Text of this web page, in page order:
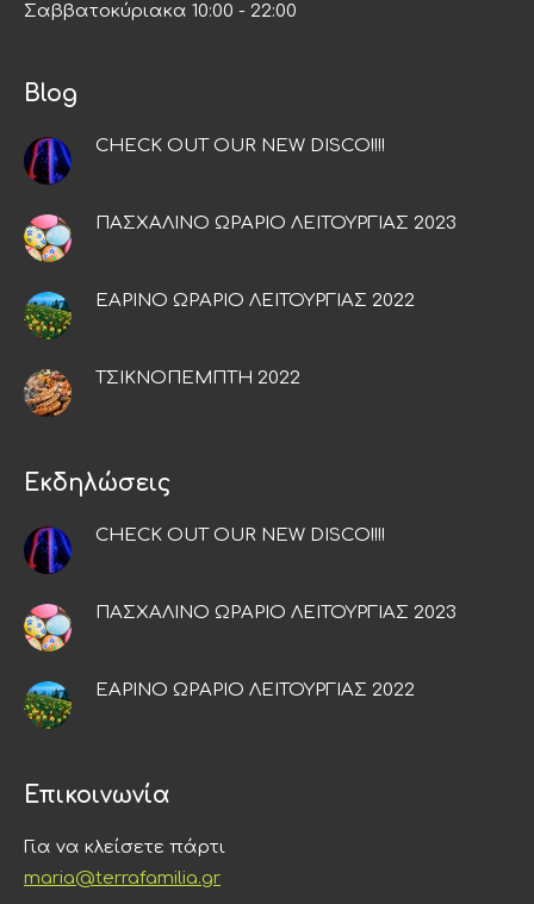
Σαββατοκύριακα 10:00 - 22:00
Blog
CHECK OUT OUR NEW DISCO!!!!
ΠΑΣΧΑΛΙΝΟ ΩΡΑΡΙΟ ΛΕΙΤΟΥΡΓΙΑΣ 2023
ΕΑΡΙΝΟ ΩΡΑΡΙΟ ΛΕΙΤΟΥΡΓΙΑΣ 2022
ΤΣΙΚΝΟΠΕΜΠΤΗ 2022
Εκδηλώσεις
CHECK OUT OUR NEW DISCO!!!!
ΠΑΣΧΑΛΙΝΟ ΩΡΑΡΙΟ ΛΕΙΤΟΥΡΓΙΑΣ 2023
ΕΑΡΙΝΟ ΩΡΑΡΙΟ ΛΕΙΤΟΥΡΓΙΑΣ 2022
Επικοινωνία
Για να κλείσετε πάρτι
maria@terrafamilia.gr